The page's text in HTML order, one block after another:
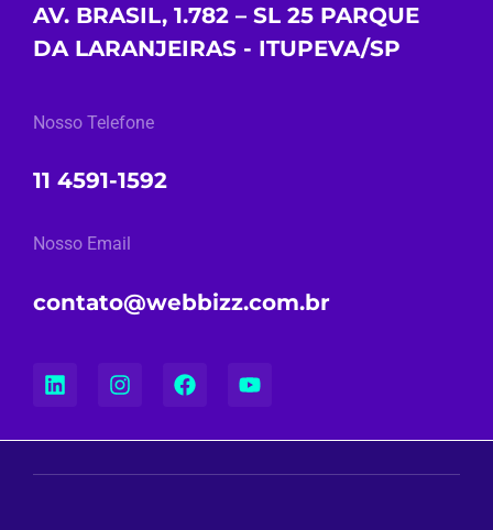
AV. BRASIL, 1.782 – SL 25 PARQUE
DA LARANJEIRAS - ITUPEVA/SP
Nosso Telefone
11 4591-1592
Nosso Email
contato@webbizz.com.br